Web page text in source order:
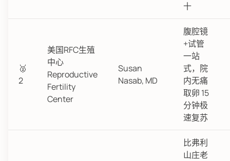
十
🥈
2
美国RFC生殖
中心
Reproductive
Fertility
Center
Susan
Nasab, MD
腹腔镜
+试管
一站
式，院
内无痛
取卵 15
分钟极
速复苏
比弗利
山庄老